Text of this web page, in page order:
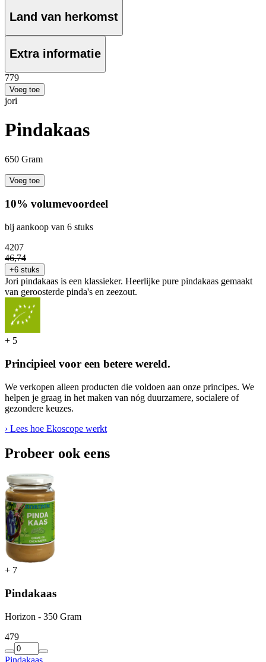
Land van herkomst
Extra informatie
779
Voeg toe
jori
Pindakaas
650 Gram
Voeg toe
10% volumevoordeel
bij aankoop van 6 stuks
4207
46,74
+6 stuks
Jori pindakaas is een klassieker. Heerlijke pure pindakaas gemaakt
van geroosterde pinda's en zeezout.
+ 5
Principieel voor een betere wereld.
We verkopen alleen producten die voldoen aan onze principes. We
helpen je graag in het maken van nóg duurzamere, socialere of
gezondere keuzes.
› Lees hoe Ekoscope werkt
Probeer ook eens
+ 7
Pindakaas
Horizon - 350 Gram
479
Pindakaas